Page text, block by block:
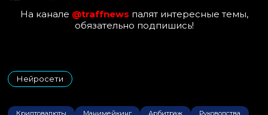
На канале @traffnews палят интересные темы,
обязательно подпишись!
Нейросети